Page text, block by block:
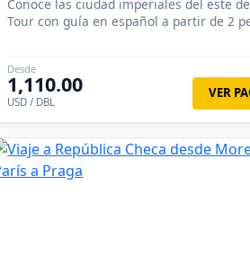
Conoce las ciudad imperiales del este
Tour con guía en español a partir de 2
Desde
1,110.00
USD / DBL
VER